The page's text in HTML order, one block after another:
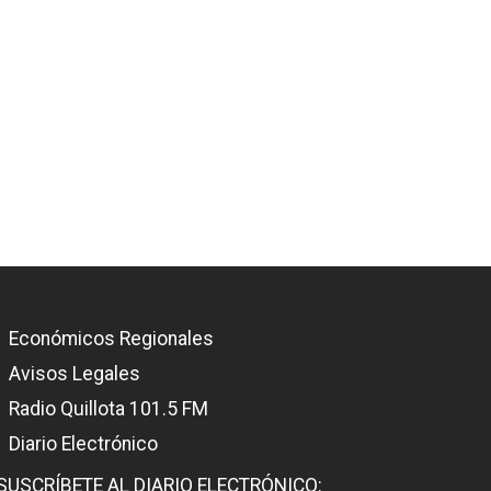
Económicos Regionales
Avisos Legales
Radio Quillota 101.5 FM
Diario Electrónico
AL DIARIO ELECTRÓNICO: